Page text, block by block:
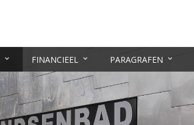
FINANCIEEL PARAGRAFEN